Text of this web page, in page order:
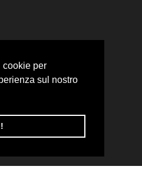
cookie per
sul nostro